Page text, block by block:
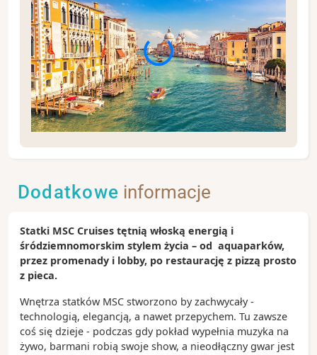
Wenecja (Marghera) to port cargo udostępniony dla
zabytków. Spacer po wąskich uliczkach, rejs gondolą
pozwolą poczuć wyjątkową atmosferę jednego z
najpiękniejszych miast Włoch. Warto również
rozważyć wizytę na pobliskich wyspach laguny
weneckiej – Murano, słynącej z wyrobów ze szkła,
koronkarstwa.
Zobacz koniecznie:
Plac św. Marka – reprezentacyjne serce Wenecji,
Dodatkowe informacje
Statki MSC Cruises tętnią włoską energią i
śródziemnomorskim stylem życia – od aquaparków,
przez promenady i lobby, po restaurację z pizzą prosto
z pieca.
Wnętrza statków MSC stworzono by zachwycały -
technologią, elegancją, a nawet przepychem. Tu zawsze
coś się dzieje - podczas gdy pokład wypełnia muzyka na
żywo, barmani robią swoje show, a nieodłączny gwar jest